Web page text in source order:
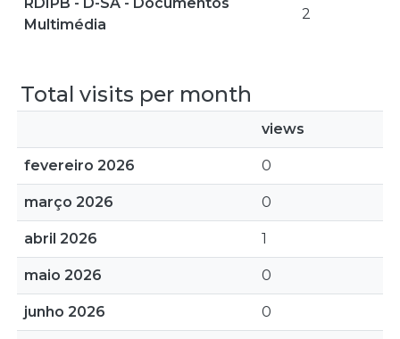
Multimédia
2
Total visits per month
views
fevereiro 2026 0
março 2026 0
abril 2026 1
maio 2026 0
junho 2026 0